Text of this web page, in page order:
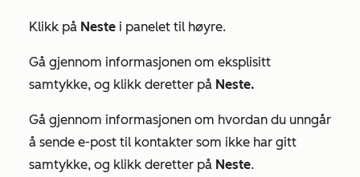
Klikk på Neste i panelet til høyre.
Gå gjennom informasjonen om eksplisitt
samtykke, og klikk deretter på Neste.
Gå gjennom informasjonen om hvordan du unngår
å sende e-post til kontakter som ikke har gitt
samtykke, og klikk deretter på Neste.